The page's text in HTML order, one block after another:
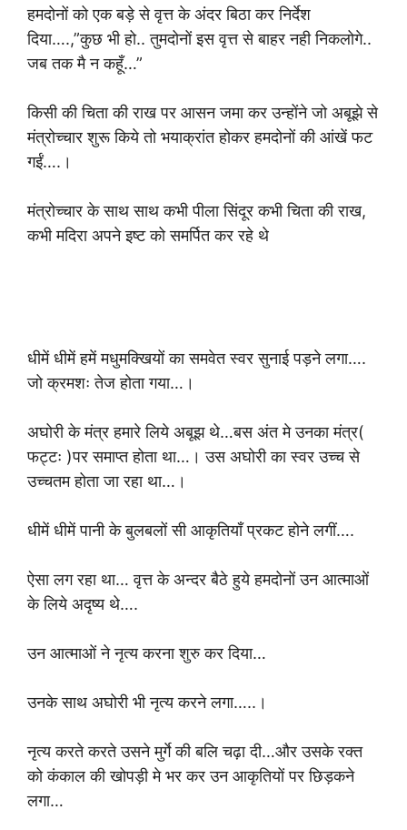
हमदोनों को एक बड़े से वृत्त के अंदर बिठा कर निर्देश
दिया….,”कुछ भी हो.. तुमदोनों इस वृत्त से बाहर नही निकलोगे..
जब तक मै न कहूँ…”
किसी की चिता की राख पर आसन जमा कर उन्होंने जो अबूझे से
मंत्रोच्चार शुरू किये तो भयाक्रांत होकर हमदोनों की आंखें फट
गईं….।
मंत्रोच्चार के साथ साथ कभी पीला सिंदूर कभी चिता की राख,
कभी मदिरा अपने इष्ट को समर्पित कर रहे थे
धीमें धीमें हमें मधुमक्खियों का समवेत स्वर सुनाई पड़ने लगा….
जो क्रमशः तेज होता गया…।
अघोरी के मंत्र हमारे लिये अबूझ थे…बस अंत मे उनका मंत्र(
फट्टः )पर समाप्त होता था…। उस अघोरी का स्वर उच्च से
उच्चतम होता जा रहा था…।
धीमें धीमें पानी के बुलबलों सी आकृतियाँ प्रकट होने लगीं….
ऐसा लग रहा था… वृत्त के अन्दर बैठे हुये हमदोनों उन आत्माओं
के लिये अदृष्य थे….
उन आत्माओं ने नृत्य करना शुरु कर दिया…
उनके साथ अघोरी भी नृत्य करने लगा…..।
नृत्य करते करते उसने मुर्गे की बलि चढ़ा दी…और उसके रक्त
को कंकाल की खोपड़ी मे भर कर उन आकृतियों पर छिड़कने
लगा…